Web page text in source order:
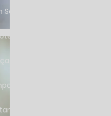
Paulo
tcc
e adolescentes
para crianças
para crianças